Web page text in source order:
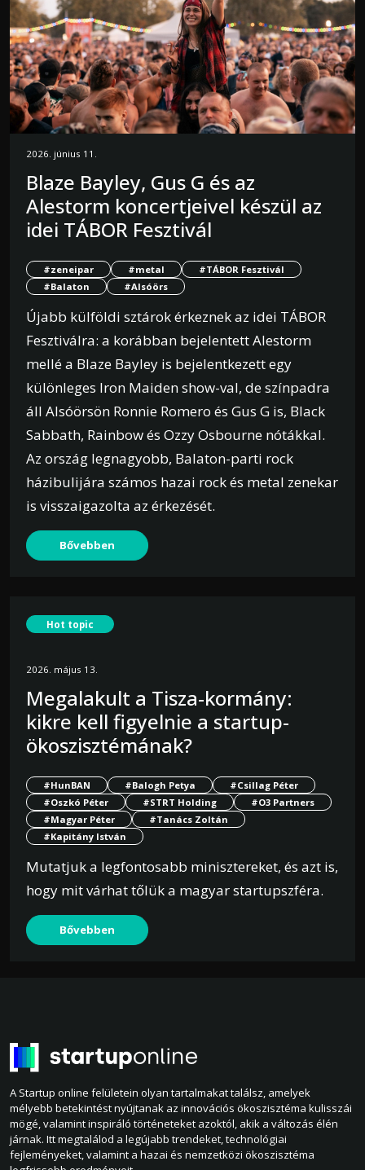
2026. június 11.
Blaze Bayley, Gus G és az
Alestorm koncertjeivel készül az
idei TÁBOR Fesztivál
#zeneipar #metal
#TÁBOR Fesztivál
#Balaton
#Alsóörs
Újabb külföldi sztárok érkeznek az idei TÁBOR
Fesztiválra: a korábban bejelentett Alestorm
mellé a Blaze Bayley is bejelentkezett egy
különleges Iron Maiden show-val, de színpadra
áll Alsóörsön Ronnie Romero és Gus G is, Black
Sabbath, Rainbow és Ozzy Osbourne nótákkal.
Az ország legnagyobb, Balaton-parti rock
házibulijára számos hazai rock és metal zenekar
is visszaigazolta az érkezését.
Bővebben
Hot topic
2026. május 13.
Megalakult a Tisza-kormány:
kikre kell figyelnie a startup-
ökoszisztémának?
#HunBAN #Balogh Petya
#Csillag Péter
#Oszkó Péter
#STRT Holding
#O3 Partners
#Magyar Péter
#Tanács Zoltán
#Kapitány István
Mutatjuk a legfontosabb minisztereket, és azt is,
hogy mit várhat tőlük a magyar startupszféra.
Bővebben
A Startup online felületein olyan tartalmakat találsz, amelyek
mélyebb betekintést nyújtanak az innovációs ökoszisztéma kulisszái
mögé, valamint inspiráló történeteket azoktól, akik a változás élén
járnak. Itt megtalálod a legújabb trendeket, technológiai
fejleményeket, valamint a hazai és nemzetközi ökoszisztéma